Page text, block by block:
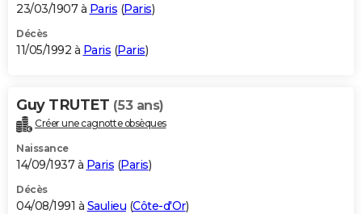
23/03/1907 à Paris (Paris)
Décès
11/05/1992 à Paris (Paris)
Guy TRUTET (53 ans)
Créer une cagnotte obsèques
Naissance
14/09/1937 à Paris (Paris)
Décès
04/08/1991 à Saulieu (Côte-d'Or)